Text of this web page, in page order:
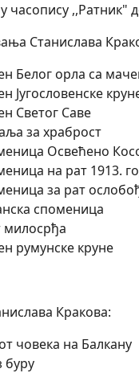
часопису ,,Ратник"
Станислава
Белог орла са
Југословенске
Светог Саве
за храброст
Освећено
на рат 1913.
за рат
споменица
милосрђа
румунске круне
Кракова:
човека на Балкану
буру